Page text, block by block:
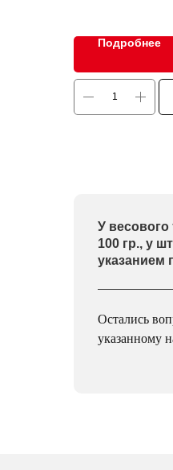
Подробнее
У весового
100 гр., у
указанием
Остались
указанному